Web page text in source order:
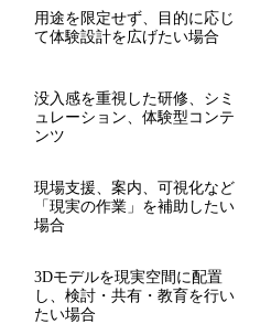
用途を限定せず、目的に応じ
て体験設計を広げたい場合
没入感を重視した研修、シミ
ュレーション、体験型コンテ
ンツ
現場支援、案内、可視化など
「現実の作業」を補助したい
場合
3Dモデルを現実空間に配置
し、検討・共有・教育を行い
たい場合